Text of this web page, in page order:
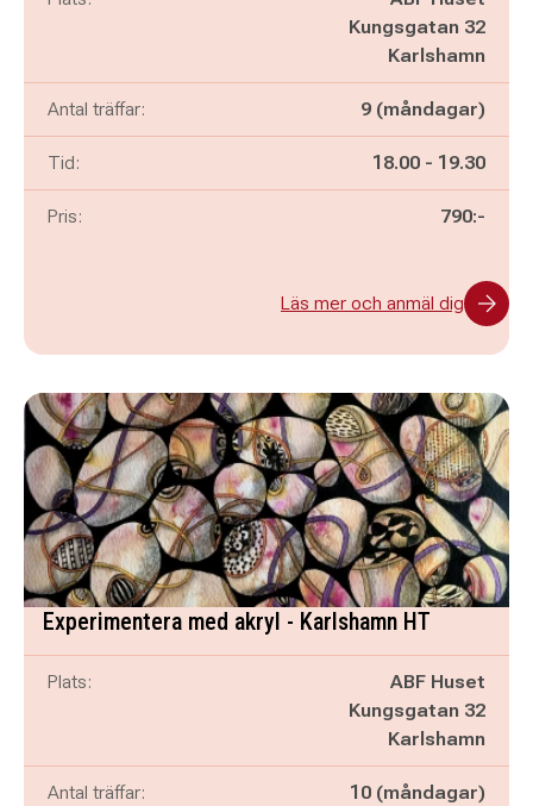
Kungsgatan 32
Karlshamn
Antal träffar: 9 (måndagar)
Tid: Pågår mellan
18.00 - och
19.30
Pris: 790:-
Läs mer och anmäl dig
Experimentera med akryl - Karlshamn HT
Plats:
ABF Huset
Kungsgatan 32
Karlshamn
Antal träffar: 10 (måndagar)